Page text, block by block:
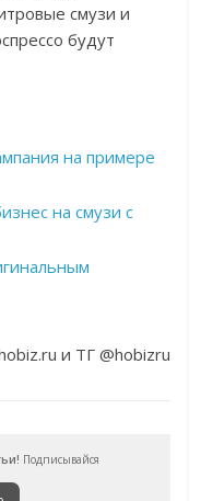
смузи и
будут
на примере
на смузи с
и ТГ @hobizru
Подписывайся